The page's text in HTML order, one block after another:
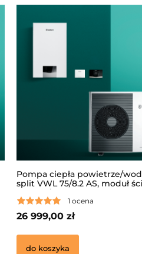
Pompa ciepła powietrze/
split VWL 75/8.2 AS, moduł
VWL 77/8.2 IS, regulator
sensoCOMFORT VRC 720,
zintegrowany moduł
940
1 ocena
26 999,00 zł
do koszyka